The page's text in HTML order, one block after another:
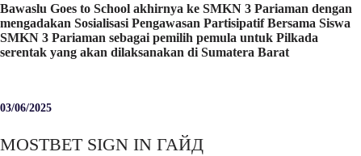
Bawaslu Goes to School akhirnya ke SMKN 3 Pariaman dengan
mengadakan Sosialisasi Pengawasan Partisipatif Bersama Siswa
SMKN 3 Pariaman sebagai pemilih pemula untuk Pilkada
serentak yang akan dilaksanakan di Sumatera Barat
03/06/2025
MOSTBET SIGN IN ГАЙД